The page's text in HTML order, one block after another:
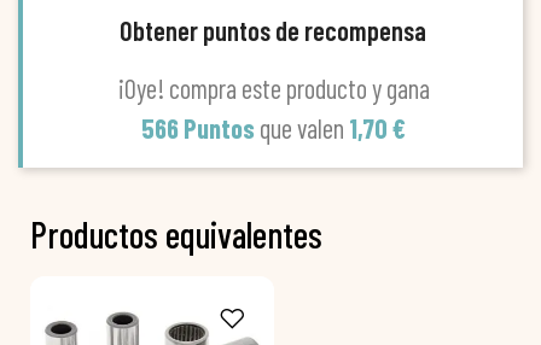
Obtener puntos de recompensa
¡Oye! compra este producto y gana
566 Puntos que valen 1,70 €
Productos equivalentes